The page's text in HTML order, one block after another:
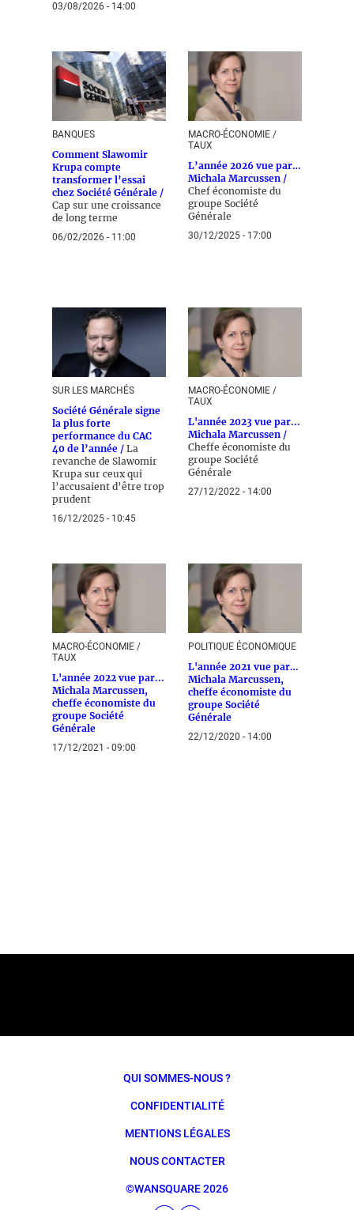
03/08/2026 - 14:00
BANQUES
Comment Slawomir
Krupa compte
transformer l’essai
chez Société Générale /
Cap sur une croissance
de long terme
06/02/2026 - 11:00
MACRO-ÉCONOMIE /
TAUX
L’année 2026 vue par…
Michala Marcussen /
Chef économiste du
groupe Société
Générale
30/12/2025 - 17:00
SUR LES MARCHÉS
Société Générale signe
la plus forte
performance du CAC
40 de l’année / La
revanche de Slawomir
Krupa sur ceux qui
l’accusaient d’être trop
prudent
16/12/2025 - 10:45
MACRO-ÉCONOMIE /
TAUX
L'année 2023 vue par...
Michala Marcussen /
Cheffe économiste du
groupe Société
Générale
27/12/2022 - 14:00
MACRO-ÉCONOMIE /
TAUX
L'année 2022 vue par...
Michala Marcussen,
cheffe économiste du
groupe Société
Générale
17/12/2021 - 09:00
POLITIQUE ÉCONOMIQUE
L'année 2021 vue par…
Michala Marcussen,
cheffe économiste du
groupe Société
Générale
22/12/2020 - 14:00
QUI SOMMES-NOUS ?
CONFIDENTIALITÉ
MENTIONS LÉGALES
NOUS CONTACTER
©WANSQUARE 2026